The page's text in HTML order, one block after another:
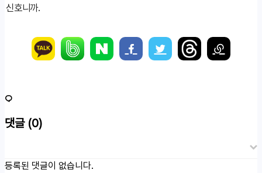
신호니까.
댓글 (0)
등록된 댓글이 없습니다.